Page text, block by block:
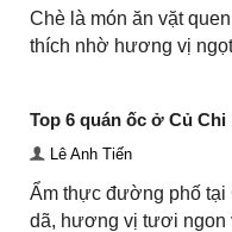
Chè là món ăn vặt
thích nhờ hương vị
Top 6 quán ốc ở Củ
Lê Anh Tiến
Ẩm thực đường phố
dã, hương vị tươi